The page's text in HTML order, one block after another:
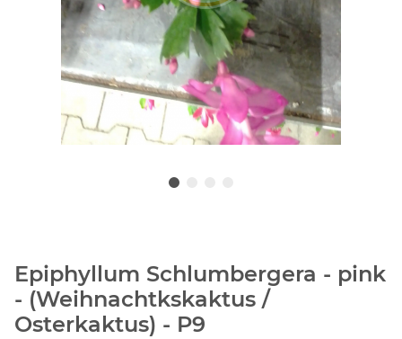
Epiphyllum Schlumbergera - pink
- (Weihnachtkskaktus /
Osterkaktus) - P9